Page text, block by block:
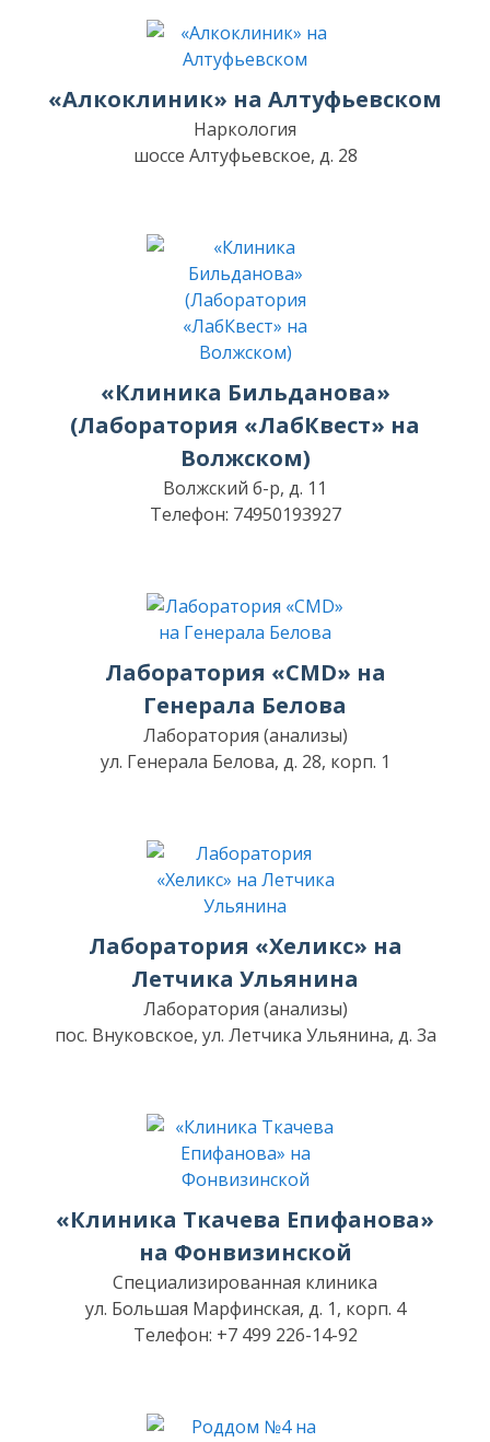
«Алкоклиник» на Алтуфьевском
Наркология
шоссе Алтуфьевское, д. 28
«Клиника Бильданова»
(Лаборатория «ЛабКвест» на
Волжском)
Волжский б-р, д. 11
Телефон: 74950193927
Лаборатория «CMD» на
Генерала Белова
Лаборатория (анализы)
ул. Генерала Белова, д. 28, корп. 1
Лаборатория «Хеликс» на
Летчика Ульянина
Лаборатория (анализы)
пос. Внуковское, ул. Летчика Ульянина, д. 3а
«Клиника Ткачева Епифанова»
на Фонвизинской
Специализированная клиника
ул. Большая Марфинская, д. 1, корп. 4
Телефон: +7 499 226-14-92